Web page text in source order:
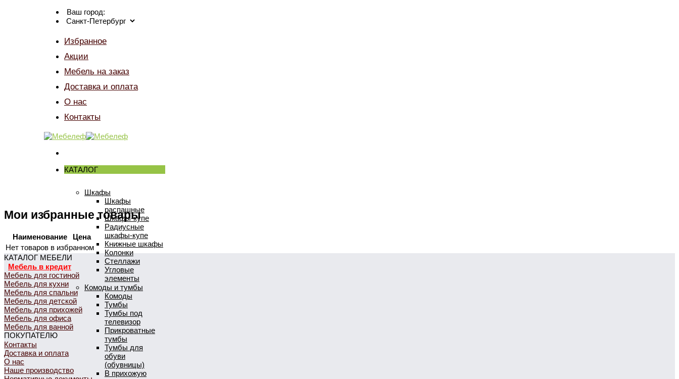
Ваш город:
Избранное
Акции
Мебель на заказ
Доставка и оплата
О нас
Контакты
КАТАЛОГ
Шкафы
Шкафы
распашные
Шкафы-купе
Радиусные
шкафы-купе
Книжные шкафы
Колонки
Стеллажи
Угловые
элементы
Комоды и тумбы
Комоды
Тумбы
Тумбы под
телевизор
Прикроватные
тумбы
Тумбы для
обуви
(обувницы)
В прихожую
Мои избранные товары
Наименование
Цена
Нет товаров в избранном
КАТАЛОГ МЕБЕЛИ
Мебель в кредит
Мебель для гостиной
Мебель для кухни
Мебель для спальни
Мебель для детской
Мебель для прихожей
Мебель для офиса
Мебель для ванной
ПОКУПАТЕЛЮ
Контакты
Доставка и оплата
О нас
Наше производство